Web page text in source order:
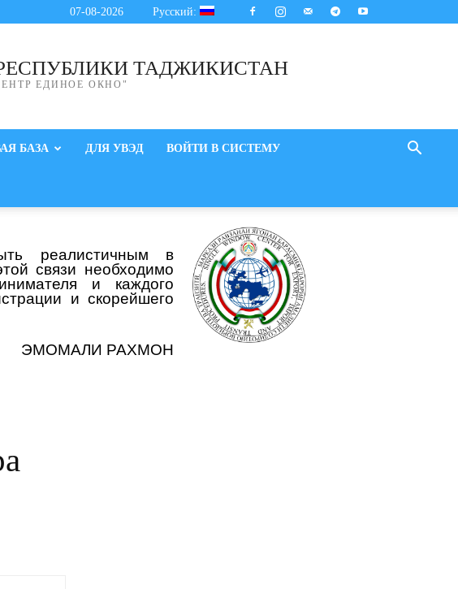
07-08-2026 Русский:
ТАДЖИКИСТАН
ЕДИНОЕ ОКНО"
БАЗА ДЛЯ УВЭД ВОЙТИ В СИСТЕМУ
реалистичным в
связи необходимо
и каждого
и скорейшего
ЭМОМАЛИ РАХМОН